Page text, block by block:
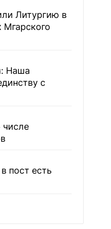
Литургию в
Мгарского
Наша
с
пост есть